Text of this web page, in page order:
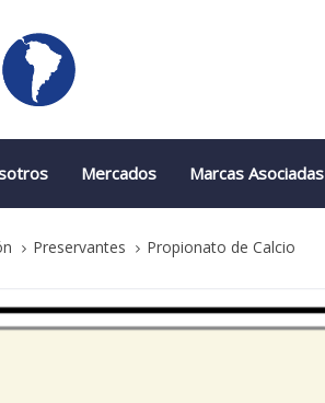
Mercados Marcas Asociadas
Preservantes Propionato de Calcio